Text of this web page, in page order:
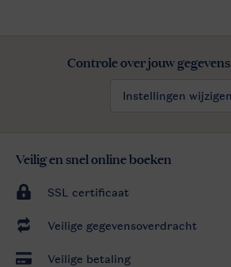
Controle over jouw
Instellingen wijzigen
Veilig en snel online boeken
SSL certificaat
Veilige gegevensoverdracht
Veilige betaling